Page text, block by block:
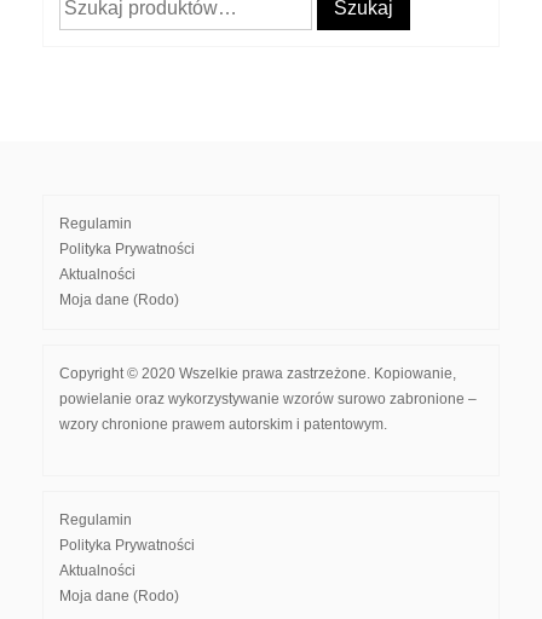
Szukaj
Regulamin
Polityka Prywatności
Aktualności
Moja dane (Rodo)
Copyright © 2020 Wszelkie prawa zastrzeżone. Kopiowanie,
powielanie oraz wykorzystywanie wzorów surowo zabronione –
wzory chronione prawem autorskim i patentowym.
Regulamin
Polityka Prywatności
Aktualności
Moja dane (Rodo)